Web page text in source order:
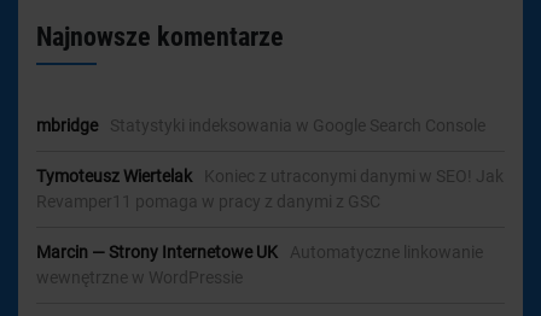
Najnowsze komentarze
mbridge- Statystyki indeksowania w Google Search Console
Tymoteusz Wiertelak
Koniec z utraconymi danymi w SEO! Jak
Revamper11 pomaga w pracy z danymi z GSC
Marcin — Strony Internetowe UK
Automatyczne linkowanie
wewnętrzne w WordPressie